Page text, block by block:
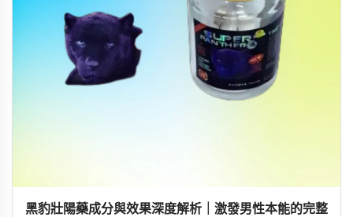
黑豹壯陽藥成分與效果深度解析｜激發男性本能的完整